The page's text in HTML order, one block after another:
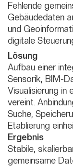
Fehlende
Gebäudedaten
und
digitale
Lösung
Aufbau einer
Sensorik, BIM-
Visualisierung in
vereint.
Suche,
Etablierung
Ergebnis
Stabile,
gemeinsame